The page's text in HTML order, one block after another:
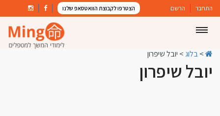
הצטרפו לקבוצת הוואטסאפ שלנו התחבר הרשם
>בלוג > יובל שיפרון
יובל שיפרון